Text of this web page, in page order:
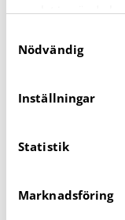
samlat in när du
Nödvändig
Inställningar
Statistik
Marknadsföring
Här är våra
används för
Blöjbarn ska
vadderad
Tvätta håret
med tvål utan